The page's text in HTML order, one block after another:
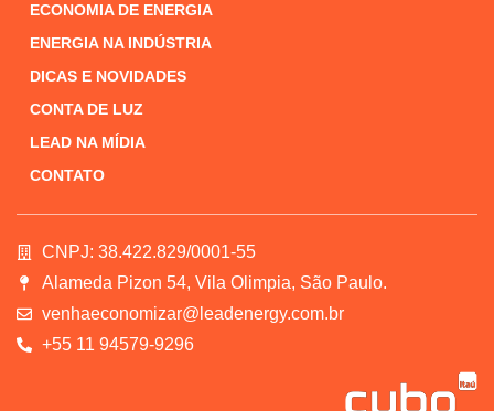
ECONOMIA DE ENERGIA
ENERGIA NA INDÚSTRIA
DICAS E NOVIDADES
CONTA DE LUZ
LEAD NA MÍDIA
CONTATO
CNPJ: 38.422.829/0001-55
Alameda Pizon 54, Vila Olimpia, São Paulo.
venhaeconomizar@leadenergy.com.br
+55 11 94579-9296